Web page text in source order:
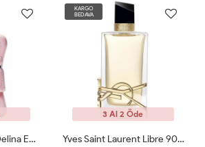
Yves Saint Laurent Libre 90 ML Bayan Tester Parfüm
KARGO
BEDAVA